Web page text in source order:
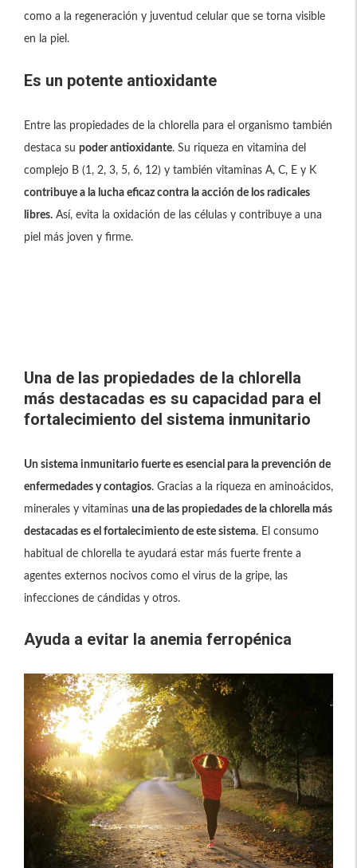
como a la regeneración y juventud celular que se torna visible
en la piel.
Es un potente antioxidante
Entre las propiedades de la chlorella para el organismo también
destaca su poder antioxidante. Su riqueza en vitamina del
complejo B (1, 2, 3, 5, 6, 12) y también vitaminas A, C, E y K
contribuye a la lucha eficaz contra la acción de los radicales
libres. Así, evita la oxidación de las células y contribuye a una
piel más joven y firme.
Una de las propiedades de la chlorella
más destacadas es su capacidad para el
fortalecimiento del sistema inmunitario
Un sistema inmunitario fuerte es esencial para la prevención de
enfermedades y contagios. Gracias a la riqueza en aminoácidos,
minerales y vitaminas una de las propiedades de la chlorella más
destacadas es el fortalecimiento de este sistema. El consumo
habitual de chlorella te ayudará estar más fuerte frente a
agentes externos nocivos como el virus de la gripe, las
infecciones de cándidas y otros.
Ayuda a evitar la anemia ferropénica